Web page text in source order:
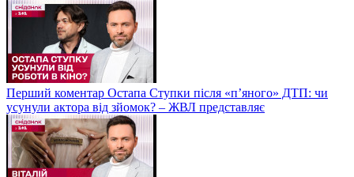
Перший коментар Остапа Ступки після «п’яного» ДТП: чи
усунули актора від зйомок? – ЖВЛ представляє